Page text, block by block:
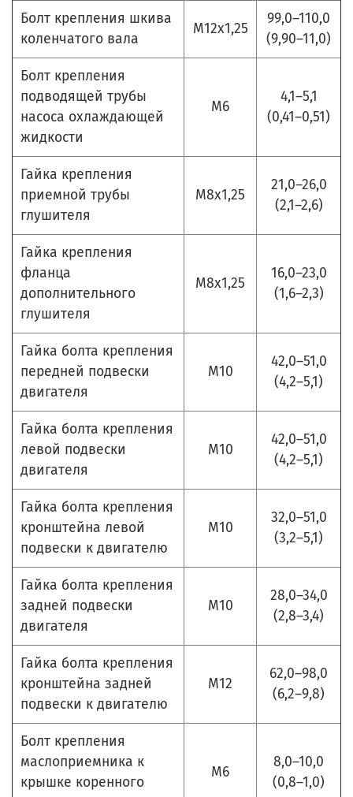
Болт крепления шкива
коленчатого вала
М12х1,25
99,0–110,0
(9,90–11,0)
Болт крепления
подводящей трубы
насоса охлаждающей
жидкости
М6
4,1–5,1
(0,41–0,51)
Гайка крепления
приемной трубы
глушителя
М8х1,25
21,0–26,0
(2,1–2,6)
Гайка крепления
фланца
дополнительного
глушителя
М8х1,25
16,0–23,0
(1,6–2,3)
Гайка болта крепления
передней подвески
двигателя
М10
42,0–51,0
(4,2–5,1)
Гайка болта крепления
левой подвески
двигателя
М10
42,0–51,0
(4,2–5,1)
Гайка болта крепления
кронштейна левой
подвески к двигателю
М10
32,0–51,0
(3,2–5,1)
Гайка болта крепления
задней подвески
двигателя
М10
28,0–34,0
(2,8–3,4)
Гайка болта крепления
кронштейна задней
подвески к двигателю
М12
62,0–98,0
(6,2–9,8)
Болт крепления
маслоприемника к
крышке коренного
М6
8,0–10,0
(0,8–1,0)